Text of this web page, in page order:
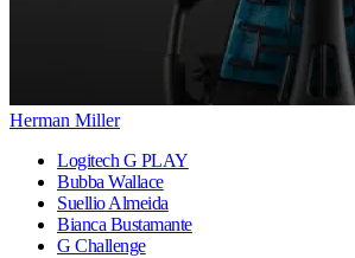
Herman Miller
Logitech G PLAY
Bubba Wallace
Suellio Almeida
Bianca Bustamante
G Challenge